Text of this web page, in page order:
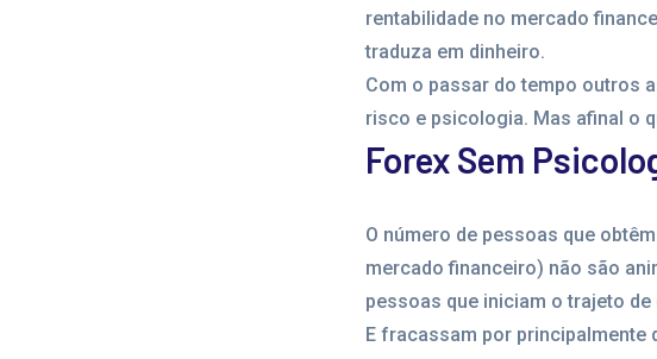
rentabilidade no mercado
traduza em dinheiro.
Com o passar do tempo outros
risco e psicologia. Mas afinal o
Forex Sem
O número de pessoas que
mercado financeiro) não são
pessoas que iniciam o trajeto
E fracassam por principalmente